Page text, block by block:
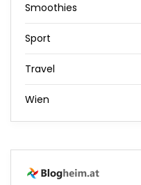
Smoothies
Sport
Travel
Wien